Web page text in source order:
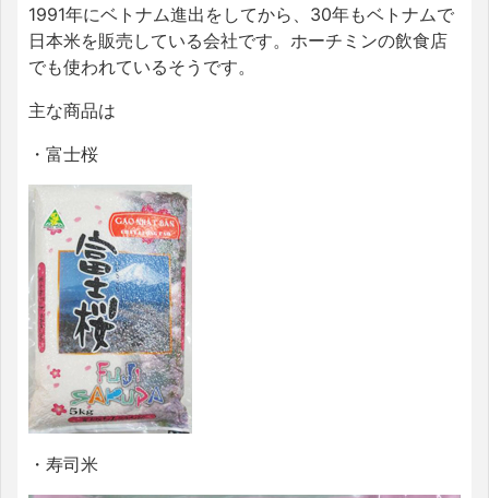
1991年にベトナム進出をしてから、 30年もベトナムで
日本米を販売している会社です。ホーチミンの飲食店
でも使われているそうです。
主な商品は
・富士桜
・寿司米